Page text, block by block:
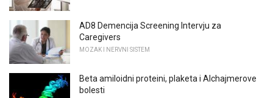
AD8 Demencija Screening Intervju za
Caregivers
MOZAK I NERVNI SISTEM
Beta amiloidni proteini, plaketa i Alchajmerove
bolesti